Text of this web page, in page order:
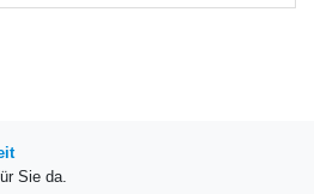
Sie da.